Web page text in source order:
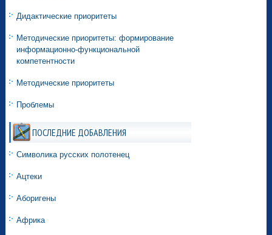
Дидактические приоритеты
Методические приоритеты: формирование
информационно-функциональной
компетентности
Методические приоритеты
Проблемы
ПОСЛЕДНИЕ ДОБАВЛЕНИЯ
Символика русских полотенец
Ацтеки
Аборигены
Африка